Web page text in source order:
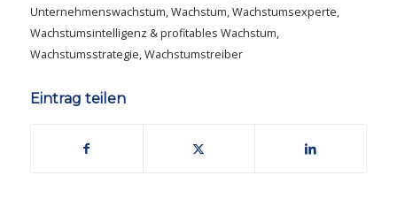
Unternehmenswachstum,Wachstum,Wachstumsexperte,
Wachstumsintelligenz & profitables Wachstum,
Wachstumsstrategie,Wachstumstreiber
Eintrag teilen